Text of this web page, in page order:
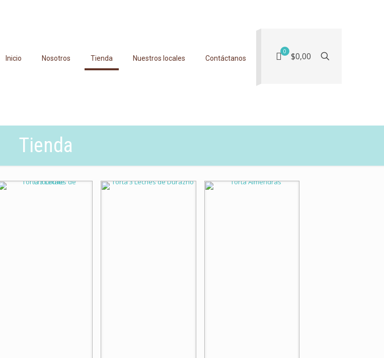
Inicio Nosotros Tienda Nuestros locales Contáctanos
0 $0,00
Tienda